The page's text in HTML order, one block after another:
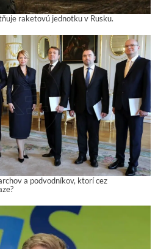
raketovú jednotku v Rusku.
a podvodníkov, ktorí cez